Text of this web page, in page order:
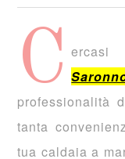
C ercasi
professionalità
tanta
tua caldaia a